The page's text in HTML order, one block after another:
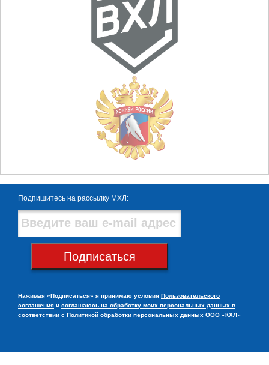
Подпишитесь на рассылку МХЛ:
Подписаться
Нажимая «Подписаться» я принимаю условия Пользовательского
соглашения и соглашаюсь на обработку моих персональных данных в
соответствии с Политикой обработки персональных данных ООО «КХЛ»